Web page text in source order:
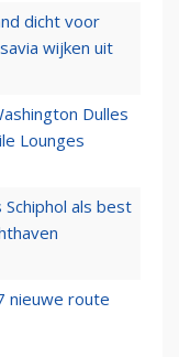
dicht voor
wijken uit
Dulles
Lounges
als best
nieuwe route